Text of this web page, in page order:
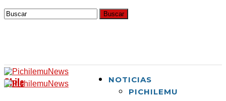
NOTICIAS
PICHILEMU
Chile